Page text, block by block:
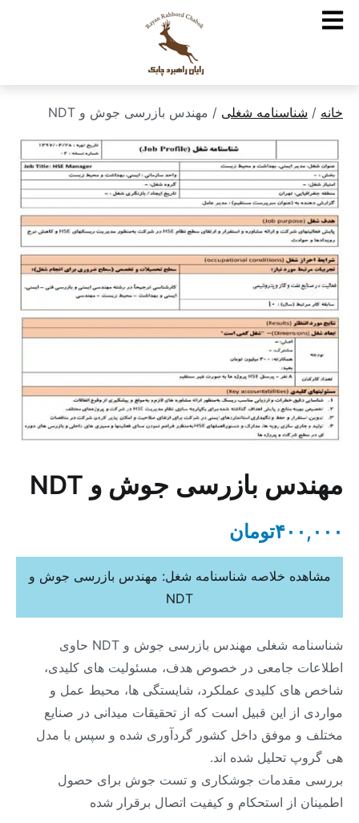
خانه / شناسنامه شغلی / مهندس بازرسی جوش و NDT
مهندس بازرسی جوش و NDT
۴۰۰,۰۰۰تومان
شناسنامه شغلی مهندس بازرسی جوش و NDT حاوی
اطلاعات جامعی در خصوص هدف، مسئولیت های کلیدی،
شاخص های کلیدی عملکرد، شایستگی ها، محیط عمل و
مواردی از این قبیل است که از تحقیقات میدانی در صنایع
مختلف و موفق داخل کشور گردآوری شده و سپس با مدل
هی گروپ تحلیل شده اند.
بررسی مقدمات جوشکاری و تست جوش برای حصول
اطمینان از استحکام و کیفیت اتصال برقرار شده
مشاهده خلاصه شناسنامه شغل: مهندس بازرسی جوش و
NDT